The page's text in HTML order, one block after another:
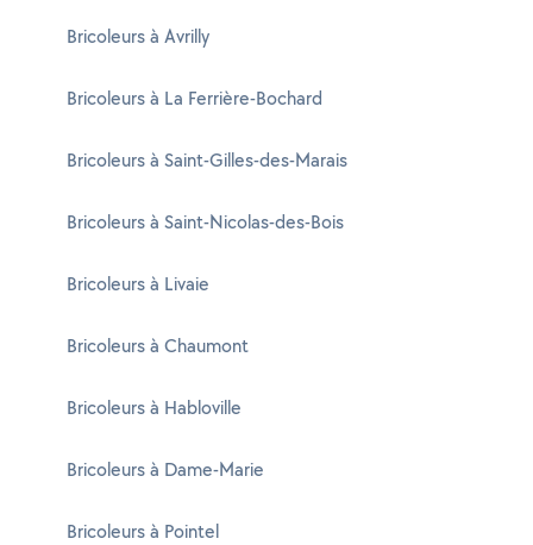
Bricoleurs à Avrilly
Bricoleurs à La Ferrière-Bochard
Bricoleurs à Saint-Gilles-des-Marais
Bricoleurs à Saint-Nicolas-des-Bois
Bricoleurs à Livaie
Bricoleurs à Chaumont
Bricoleurs à Habloville
Bricoleurs à Dame-Marie
Bricoleurs à Pointel